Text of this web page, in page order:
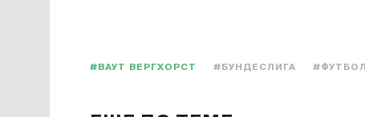
#ВАУТ ВЕРГХОРСТ #БУНДЕСЛИГА #ФУТБОЛ